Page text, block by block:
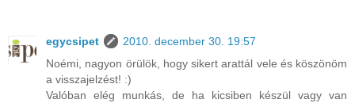
egycsipet
2010. december 30. 19:57
Noémi, nagyon örülök, hogy sikert arattál vele és köszönöm
a visszajelzést! :)
Valóban elég munkás, de ha kicsiben készül vagy van